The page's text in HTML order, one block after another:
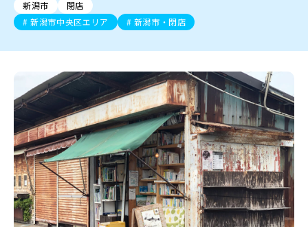
佐渡
新潟市中央区 新潟市東区 新潟市西区
新潟市北区
新潟市南区
新潟市江南区 新潟市秋葉区
新潟市西蒲区
村上・関川
新発田・聖籠
胎内・粟島
三条・加茂・田上
五泉・阿賀野・阿賀
燕・弥彦
長岡・見附
小千谷・十日町・津南
魚沼・南魚沼・湯沢
柏崎・刈羽・出雲崎
上越・妙高・糸魚川
ラーメン・開店
ラーメン・閉店
スイーツ
ご当地グルメ 食べ歩き テイクアウト
季節・期間限定
カフェ
居酒屋・バー 焼肉
パスタ
パン・ベーカリー
タレカツ・豚カツ
デカ盛り・大盛り
旨辛・激辛
定食・町定食 海鮮・鮨
そば・うどん
日本酒・新潟清酒
ワイン・クラフトビール
ケーキ・パフェ
ビアガーデン・暑気払い
忘新年会・歓送迎会
スポーツ
セミナー・講演会 子ども向け 花火大会
入場無料
住宅展示場
完成見学会 学生スポーツ アルビレックス
習い事・塾 アパレル・雑貨
フィットネス・ジム
観光スポット
温泉・入浴 ホテル
リラクゼーション・整体
スキー場
リユース・買取
病院・クリニック
イオンモール
ラブラ万代・ラブラ2
ビルボードプレイスBP
新潟伊勢丹
ピア万代
リバーサイド千秋
パティオPATIO
開店まとめ
閉店まとめ
ラーメンまとめ
飲食店まとめ
冠婚葬祭
習い事・塾 通販・EC イベント
求人
官公庁・自治体
新潟市 チラシ
長岡・見附 チラシ
上越・妙高・糸魚川 チラシ
注目 チラシ
週末セール
火曜セール
オープン・リニューアルセール
周年祭・感謝祭セール
年末・初売りセール
新潟市
閉店
新潟市中央区エリア
新潟市・閉店